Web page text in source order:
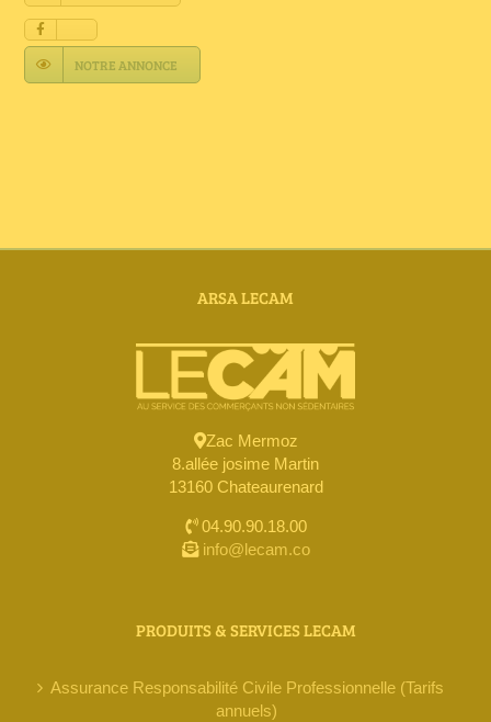
Contact
NOTRE ANNONCE
ARSA LECAM
Zac Mermoz
8.allée josime Martin
13160 Chateaurenard
04.90.90.18.00
info@lecam.co
PRODUITS & SERVICES LECAM
Assurance Responsabilité Civile Professionnelle (Tarifs
annuels)